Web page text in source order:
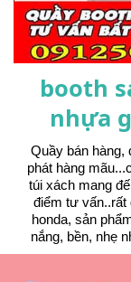
booth
nhựa
Quầy bán hàng,
phát hàng
túi xách mang
điểm tư vấn..rất
honda, sản
nắng, bền, nhẹ